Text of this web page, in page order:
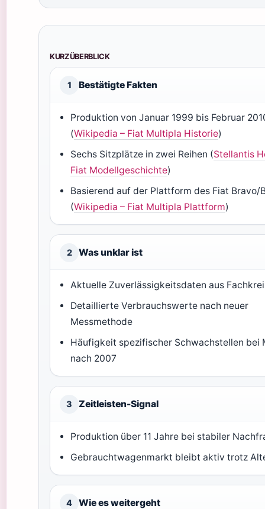
KURZÜBERBLICK
1 Bestätigte Fakten
Produktion von Januar 1999 bis Februar
(Wikipedia – Fiat Multipla Historie)
Sechs Sitzplätze in zwei Reihen (Stellantis
Fiat Modellgeschichte)
Basierend auf der Plattform des Fiat Bravo/
(Wikipedia – Fiat Multipla Plattform)
2 Was unklar ist
Aktuelle Zuverlässigkeitsdaten aus
Detaillierte Verbrauchswerte nach neuer
Messmethode
Häufigkeit spezifischer Schwachstellen bei
nach 2007
3 Zeitleisten-Signal
Produktion über 11 Jahre bei stabiler
Gebrauchtwagenmarkt bleibt aktiv trotz
4 Wie es weitergeht